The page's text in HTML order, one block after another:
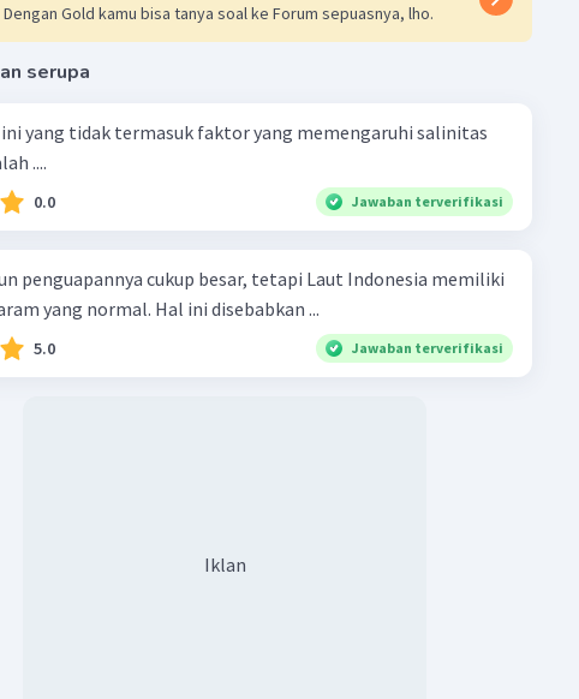
Dengan Gold kamu bisa tanya soal ke Forum sepuasnya, lho.
serupa
yang tidak termasuk faktor yang memengaruhi salinitas
....
0.0 Jawaban terverifikasi
penguapannya cukup besar, tetapi Laut Indonesia memiliki
yang normal. Hal ini disebabkan ...
5.0 Jawaban terverifikasi
Iklan